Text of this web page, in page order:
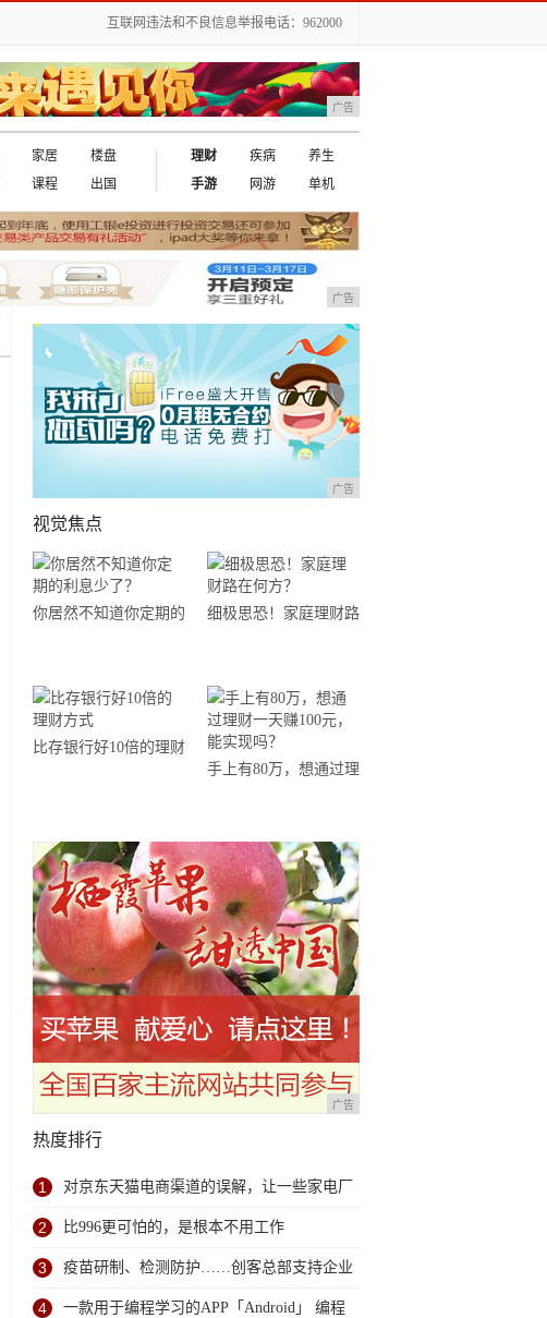
互联网违法和不良信息举报电话：962000
广告
家居
楼盘
课程 出国
理财 疾病
养生
手游
网游 单机
广告
广告
视觉焦点
你居然不知道你定期的
细极思恐！家庭理财路
比存银行好10倍的理财
手上有80万，想通过理
广告
热度排行
1 对京东天猫电商渠道的误解，让一些家电厂
商今后2年走向死胡同
2 比996更可怕的，是根本不用工作
3 疫苗研制、检测防护……创客总部支持企业
科技“战疫”
4 一款用于编程学习的APP「Android」 编程